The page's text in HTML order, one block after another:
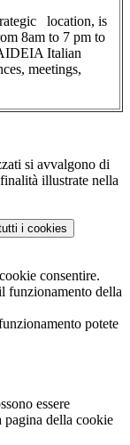
location, is
8am to 7 pm to
Italian
meetings,
si avvalgono di
illustrate nella
i cookies
consentire.
funzionamento della
potete
essere
pagina della cookie